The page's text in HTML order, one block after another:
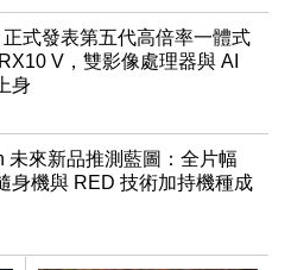
正式發表第五代高倍率一體式
V，雙影像處理器與 AI
身
未來新品推測藍圖：全片幅
身機與 RED 技術加持機種成